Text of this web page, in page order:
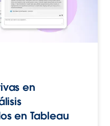
en
en Tableau